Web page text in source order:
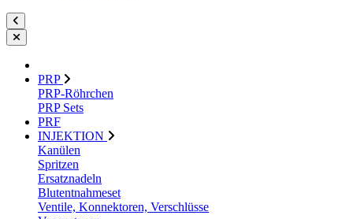
PRP
PRP-Röhrchen
PRP Sets
PRF
INJEKTION
Kanülen
Spritzen
Ersatznadeln
Blutentnahmeset
Ventile, Konnektoren, Verschlüsse